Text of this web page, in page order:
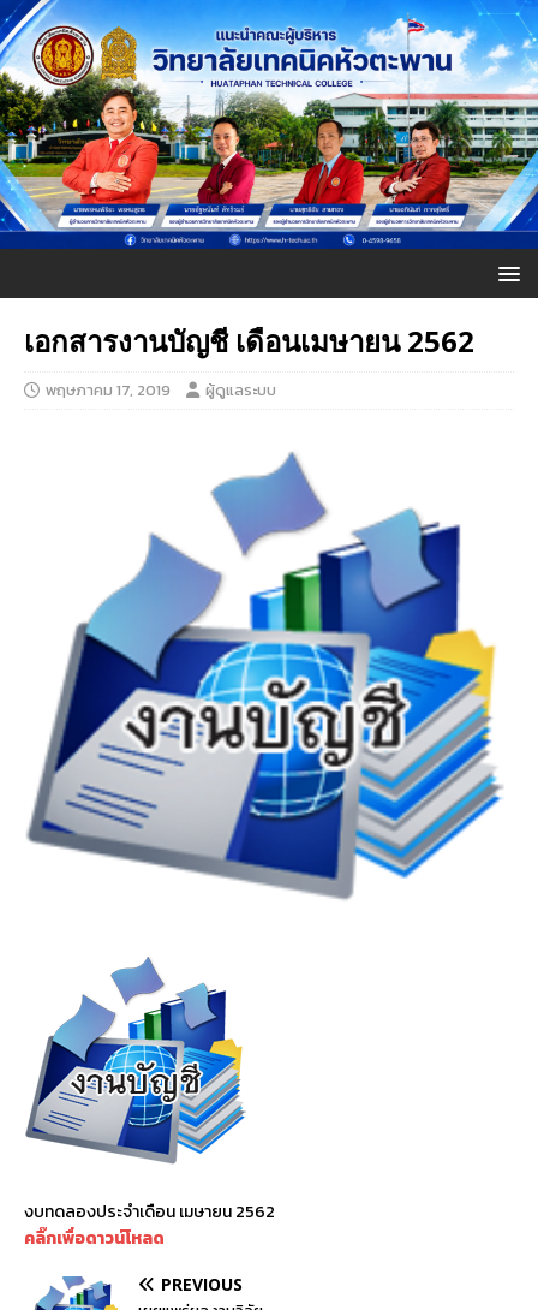
เอกสารงานบัญชี เดือนเมษายน 2562
พฤษภาคม 17, 2019 ผู้ดูแลระบบ
งบทดลองประจำเดือน เมษายน 2562
คลิ๊กเพื่อดาวน์โหลด
PREVIOUS